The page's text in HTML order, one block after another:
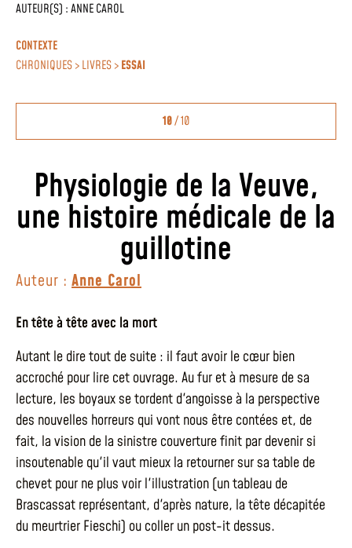
AUTEUR(S) :ANNE CAROL
CONTEXTE
CHRONIQUES > LIVRES >ESSAI
10/ 10
Physiologie de la Veuve,
une histoire médicale de la
guillotine
Auteur : Anne Carol
En tête à tête avec la mort
Autant le dire tout de suite : il faut avoir le cœur bien
accroché pour lire cet ouvrage. Au fur et à mesure de sa
lecture, les boyaux se tordent d'angoisse à la perspective
des nouvelles horreurs qui vont nous être contées et, de
fait, la vision de la sinistre couverture finit par devenir si
insoutenable qu'il vaut mieux la retourner sur sa table de
chevet pour ne plus voir l'illustration (un tableau de
Brascassat représentant, d'après nature, la tête décapitée
du meurtrier Fieschi) ou coller un post-it dessus.